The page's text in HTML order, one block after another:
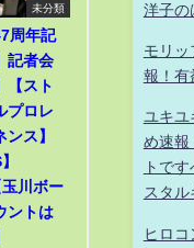
未分類
周年記
記者会
【スト
プロレ
ス】
玉川ボー
ントは
洋子の
モリ
報！
ユキユ
め速報
トで
スタ
ヒロコ